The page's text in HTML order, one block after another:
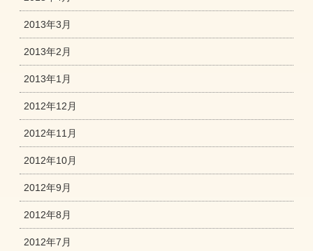
2013年3月
2013年2月
2013年1月
2012年12月
2012年11月
2012年10月
2012年9月
2012年8月
2012年7月